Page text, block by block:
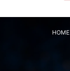
HOME